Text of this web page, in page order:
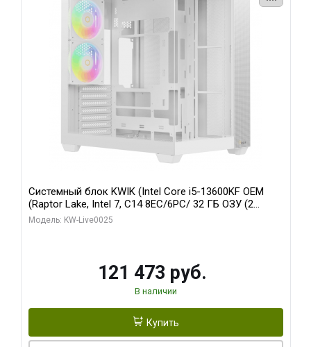
Системный блок KWIK (Intel Core i5-13600KF OEM
(Raptor Lake, Intel 7, C14 8EC/6PC/ 32 ГБ ОЗУ (2
модуля)/ Gigabyte RTX5060 WINDFORCE OC 8GB
Модель: KW-Live0025
121 473 руб.
В наличии
Купить